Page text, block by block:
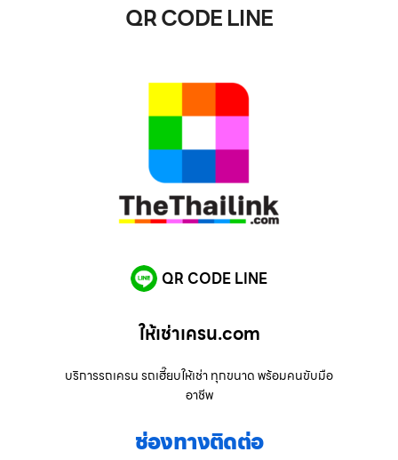
QR CODE LINE
QR CODE LINE
ให้เช่าเครน.com
บริการรถเครน รถเฮี๊ยบให้เช่า ทุกขนาด พร้อมคนขับมือ
อาชีพ
ช่องทางติดต่อ